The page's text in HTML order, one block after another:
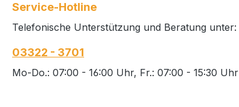
Service-Hotline
Telefonische Unterstützung und Beratung unter:
03322 - 3701
Mo-Do.: 07:00 - 16:00 Uhr, Fr.: 07:00 - 15:30 Uhr